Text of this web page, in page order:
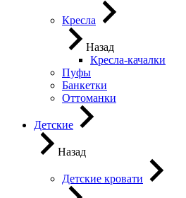
Кресла
Назад
Кресла-качалки
Пуфы
Банкетки
Оттоманки
Детские
Назад
Детские кровати